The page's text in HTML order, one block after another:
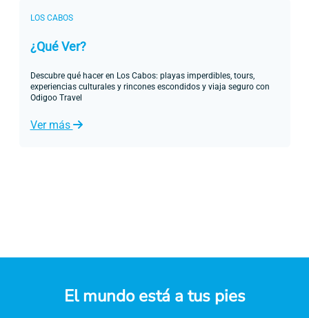
LOS CABOS
¿Qué Ver?
Descubre qué hacer en Los Cabos: playas imperdibles, tours,
experiencias culturales y rincones escondidos y viaja seguro con
Odigoo Travel
Ver más
El mundo está a tus pies